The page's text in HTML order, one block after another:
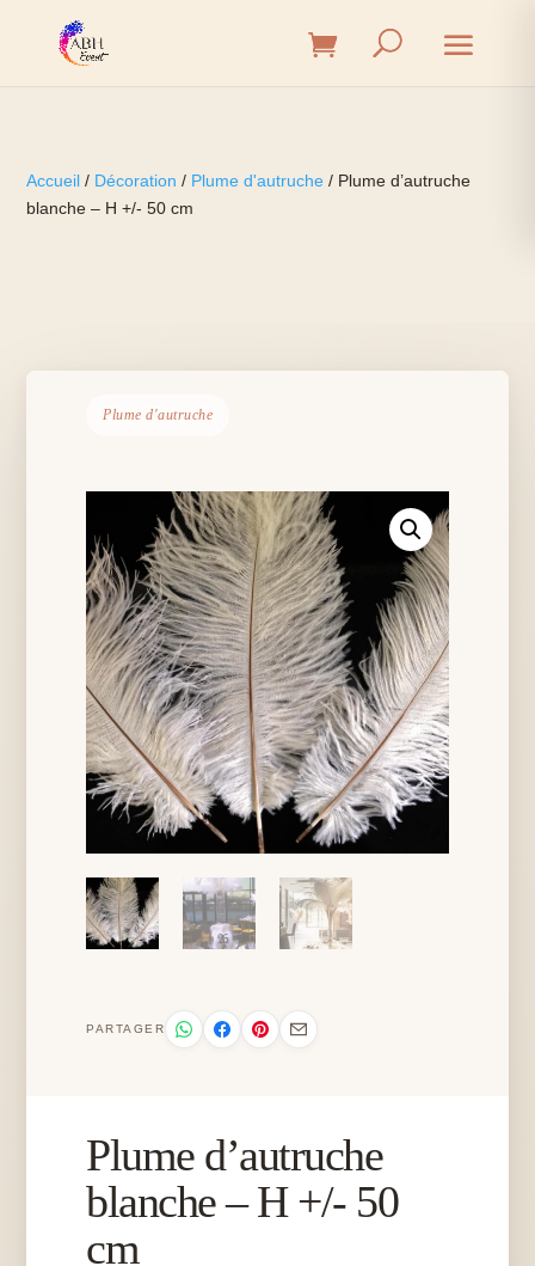
Accueil / Décoration / Plume d'autruche / Plume d’autruche
blanche – H +/- 50 cm
Plume d'autruche
PARTAGER
Plume d’autruche
blanche – H +/- 50
cm